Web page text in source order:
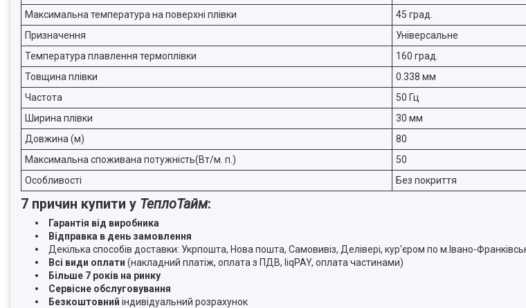
Максимальна температура на поверхні плівки
45 град.
Призначення
Універсальне
Температура плавлення термоплівки
160 град.
Товщина плівки
0.338 мм
Частота
50 Гц
Ширина плівки
30 мм
Довжина (м)
80
Максимальна споживана потужність(Вт/м. п.)
50
Особливості
Без покриття
7 причин купити у ТеплоТайм:
Гарантія від виробника
Відправка в день замовлення
Декілька способів доставки: Укрпошта, Нова пошта, Самовивіз, Делівері, кур'єром по м.Івано-
Всі види оплати (накладний платіж, оплата з ПДВ, liqPAY, оплата частинами)
Більше 7 років на ринку
Сервісне обслуговування
Безкоштовний індивідуальний розрахунок